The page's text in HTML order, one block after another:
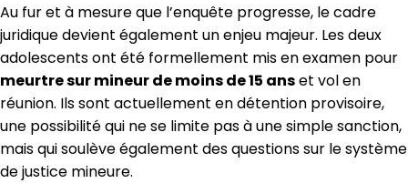
Au fur et à mesure que l’enquête progresse, le cadre
juridique devient également un enjeu majeur. Les deux
adolescents ont été formellement mis en examen pour
meurtre sur mineur de moins de 15 anset vol en
réunion. Ils sont actuellement en détention provisoire,
une possibilité qui ne se limite pas à une simple sanction,
mais qui soulève également des questions sur le système
de justice mineure.